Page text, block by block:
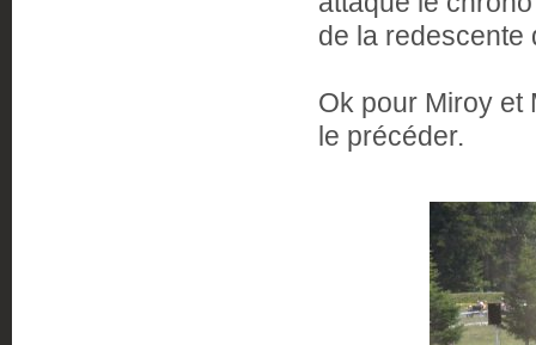
de la redescente
Ok pour Miroy et
le précéder.